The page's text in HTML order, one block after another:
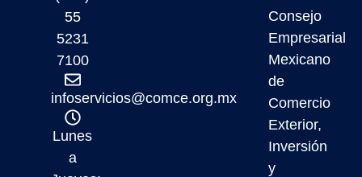
55
5231
7100
infoservicios@comce.org.mx
Lunes
a
Consejo
Empresarial
Mexicano
de
Comercio
Exterior,
Inversión
y